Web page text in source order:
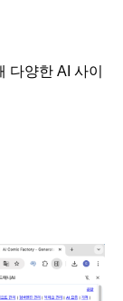
다양한 AI 사이